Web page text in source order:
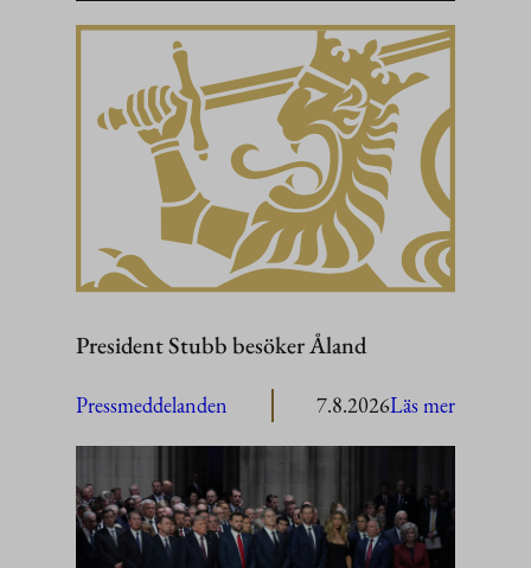
President Stubb besöker Åland
Pressmeddelanden 7.8.2026Läs mer:
besöker